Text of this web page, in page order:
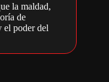
la maldad,
de
el poder del